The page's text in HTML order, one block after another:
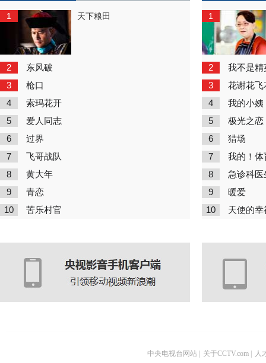
1 天下粮田
2 东风破
3 枪口
4 索玛花开
5 爱人同志
6 过界
7 飞哥战队
8 黄大年
9 青恋
10 苦乐村官
1
2 我不是精
3 花谢花飞
4 我的小姨
5 极光之恋
6 猎场
7 我的！体
8 急诊科医
9 暖爱
10 天使的幸
中央电视台网站 关于CCTV.com 人